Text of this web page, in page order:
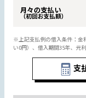
月々の支払い
（初回お支払額）
※上記支払例の借入条件：金
い0円）、借入期間35年、元
支